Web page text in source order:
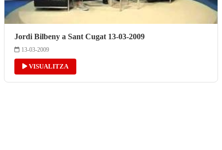
Jordi Bilbeny a Sant Cugat 13-03-2009
13-03-2009
VISUALITZA